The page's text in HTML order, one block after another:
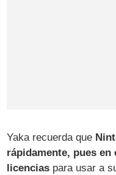
Yaka recuerda que
rápidamente, pues en
licencias para usar a